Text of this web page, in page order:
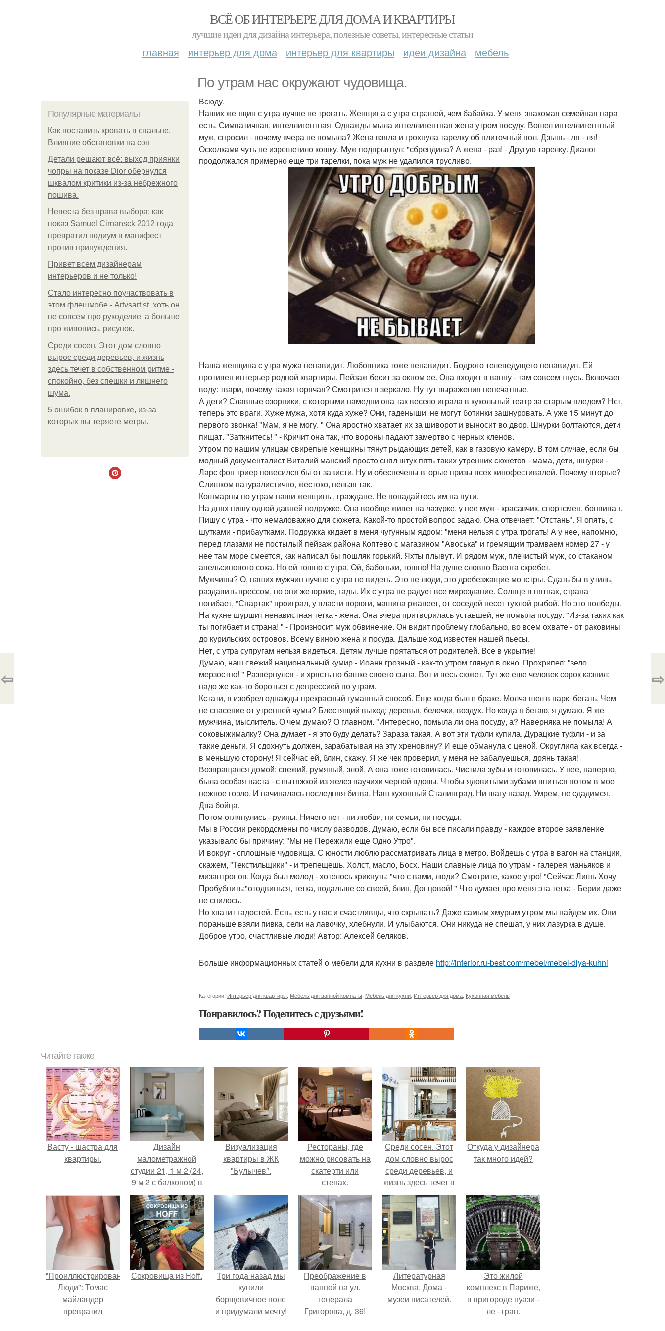
ВСЁ ОБ ИНТЕРЬЕРЕ ДЛЯ ДОМА И КВАРТИРЫ
лучшие идеи для дизайна интерьера, полезные советы, интересные статьи
главная интерьер для дома интерьер для квартиры идеи дизайна мебель
По утрам нас окружают чудовища.
Популярные материалы
Как поставить кровать в спальне.
Влияние обстановки на сон
Детали решают всё: выход приянки
чопры на показе Dior обернулся
шквалом критики из-за небрежного
пошива.
Невеста без права выбора: как
показ Samuel Cirnansck 2012 года
превратил подиум в манифест
против принуждения.
Привет всем дизайнерам
интерьеров и не только!
Стало интересно поучаствовать в
этом флешмобе - Artvsartist, хоть он
не совсем про рукоделие, а больше
про живопись, рисунок.
Среди сосен. Этот дом словно
вырос среди деревьев, и жизнь
здесь течет в собственном ритме -
спокойно, без спешки и лишнего
шума.
5 ошибок в планировке, из-за
которых вы теряете метры.
Всюду.
Наших женщин с утра лучше не трогать. Женщина с утра страшей, чем бабайка. У меня знакомая семейная пара
есть. Симпатичная, интеллигентная. Однажды мыла интеллигентная жена утром посуду. Вошел интеллигентный
муж, спросил - почему вчера не помыла? Жена взяла и грохнула тарелку об плиточный пол. Дзынь - ля - ля!
Осколками чуть не изрешетило кошку. Муж подпрыгнул: "сбрендила? А жена - раз! - Другую тарелку. Диалог
продолжался примерно еще три тарелки, пока муж не удалился трусливо.
Наша женщина с утра мужа ненавидит. Любовника тоже ненавидит. Бодрого телеведущего ненавидит. Ей
противен интерьер родной квартиры. Пейзаж бесит за окном ее. Она входит в ванну - там совсем гнусь. Включает
воду: твари, почему такая горячая? Смотрится в зеркало. Ну тут выражения непечатные.
А дети? Славные озорники, с которыми намедни она так весело играла в кукольный театр за старым пледом? Нет,
теперь это враги. Хуже мужа, хотя куда хуже? Они, гаденыши, не могут ботинки зашнуровать. А уже 15 минут до
первого звонка! "Мам, я не могу. " Она яростно хватает их за шиворот и выносит во двор. Шнурки болтаются, дети
пищат. "Заткнитесь! " - Кричит она так, что вороны падают замертво с черных кленов.
Утром по нашим улицам свирепые женщины тянут рыдающих детей, как в газовую камеру. В том случае, если бы
модный документалист Виталий манский просто снял штук пять таких утренних сюжетов - мама, дети, шнурки -
Ларс фон триер повесился бы от зависти. Ну и обеспечены вторые призы всех кинофестивалей. Почему вторые?
Слишком натуралистично, жестоко, нельзя так.
Кошмарны по утрам наши женщины, граждане. Не попадайтесь им на пути.
На днях пишу одной давней подружке. Она вообще живет на лазурке, у нее муж - красавчик, спортсмен, бонвиван.
Пишу с утра - что немаловажно для сюжета. Какой-то простой вопрос задаю. Она отвечает: "Отстань". Я опять, с
шутками - прибаутками. Подружка кидает в меня чугунным ядром: "меня нельзя с утра трогать! А у нее, напомню,
перед глазами не постылый пейзаж района Коптево с магазином "Авоська" и гремящим трамваем номер 27 - у
нее там море смеется, как написал бы пошляк горький. Яхты плывут. И рядом муж, плечистый муж, со стаканом
апельсинового сока. Но ей тошно с утра. Ой, бабоньки, тошно! На душе словно Ваенга скребет.
Мужчины? О, наших мужчин лучше с утра не видеть. Это не люди, это дребезжащие монстры. Сдать бы в утиль,
раздавить прессом, но они же юркие, гады. Их с утра не радует все мироздание. Солнце в пятнах, страна
погибает, "Спартак" проиграл, у власти ворюги, машина ржавеет, от соседей несет тухлой рыбой. Но это полбеды.
На кухне шуршит ненавистная тетка - жена. Она вчера притворилась уставшей, не помыла посуду. "Из-за таких как
ты погибает и страна! " - Произносит муж обвинение. Он видит проблему глобально, во всем охвате - от раковины
до курильских островов. Всему виною жена и посуда. Дальше ход известен нашей пьесы.
Нет, с утра супругам нельзя видеться. Детям лучше прятаться от родителей. Все в укрытие!
Думаю, наш свежий национальный кумир - Иоанн грозный - как-то утром глянул в окно. Прохрипел: "зело
мерзостно! " Развернулся - и хрясть по башке своего сына. Вот и весь сюжет. Тут же еще человек сорок казнил:
надо же как-то бороться с депрессией по утрам.
Кстати, я изобрел однажды прекрасный гуманный способ. Еще когда был в браке. Молча шел в парк, бегать. Чем
не спасение от утренней чумы? Блестящий выход: деревья, белочки, воздух. Но когда я бегаю, я думаю. Я же
мужчина, мыслитель. О чем думаю? О главном. "Интересно, помыла ли она посуду, а? Наверняка не помыла! А
соковыжималку? Она думает - я это буду делать? Зараза такая. А вот эти туфли купила. Дурацкие туфли - и за
такие деньги. Я сдохнуть должен, зарабатывая на эту хреновину? И еще обманула с ценой. Округлила как всегда -
в меньшую сторону! Я сейчас ей, блин, скажу. Я же чек проверил, у меня не забалуешься, дрянь такая!
Возвращался домой: свежий, румяный, злой. А она тоже готовилась. Чистила зубы и готовилась. У нее, наверно,
была особая паста - с вытяжкой из желез паучихи черной вдовы. Чтобы ядовитыми зубами впиться потом в мое
нежное горло. И начиналась последняя битва. Наш кухонный Сталинград. Ни шагу назад. Умрем, не сдадимся.
Два бойца.
Потом оглянулись - руины. Ничего нет - ни любви, ни семьи, ни посуды.
Мы в России рекордсмены по числу разводов. Думаю, если бы все писали правду - каждое второе заявление
указывало бы причину: "Мы не Пережили еще Одно Утро".
И вокруг - сплошные чудовища. С юности люблю рассматривать лица в метро. Войдешь с утра в вагон на станции,
скажем, "Текстильщики" - и трепещешь. Холст, масло, Босх. Наши славные лица по утрам - галерея маньяков и
мизантропов. Когда был молод - хотелось крикнуть: "что с вами, люди? Смотрите, какое утро! "Сейчас Лишь Хочу
Пробубнить:"отодвинься, тетка, подальше со своей, блин, Донцовой! " Что думает про меня эта тетка - Берии даже
не снилось.
Но хватит гадостей. Есть, есть у нас и счастливцы, что скрывать? Даже самым хмурым утром мы найдем их. Они
пораньше взяли пивка, сели на лавочку, хлебнули. И улыбаются. Они никуда не спешат, у них лазурка в душе.
Доброе утро, счастливые люди! Автор: Алексей беляков.
Больше информационных статей о мебели для кухни в разделе http://interior.ru-best.com/mebel/mebel-dlya-kuhni
Категории: Интерьер для квартиры Мебель для ванной комнаты Мебель для кухни Интерьер для дома Кухонная мебель
Понравилось? Поделитесь с друзьями!
⇦ ⇨
Читайте также
Васту - шастра для
квартиры.
Дизайн
малометражной
студии 21, 1 м 2 (24,
9 м 2 с балконом) в
Краснодаре.
Визуализация
квартиры в ЖК
"Булычев".
Рестораны, где
можно рисовать на
скатерти или
стенах.
Среди сосен. Этот
дом словно вырос
среди деревьев, и
жизнь здесь течет в
собственном ритме
- спокойно, без
спешки и лишнего
шума.
Откуда у дизайнера
так много идей?
"Проиллюстрированные
Люди": Томас
майландер
превратил
Сокровища из Hoff.
Три года назад мы
купили
борщевичное поле
и придумали мечту!
Преображение в
ванной на ул.
генерала
Григорова, д. 36!
Литературная
Москва. Дома -
музеи писателей.
Это жилой
комплекс в Париже,
в пригороде нуази -
ле - гран.